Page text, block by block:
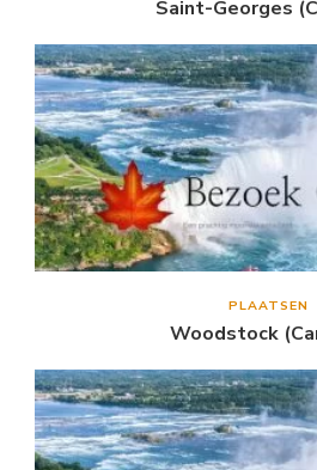
Saint-Georges
PLAATSEN
Woodstock